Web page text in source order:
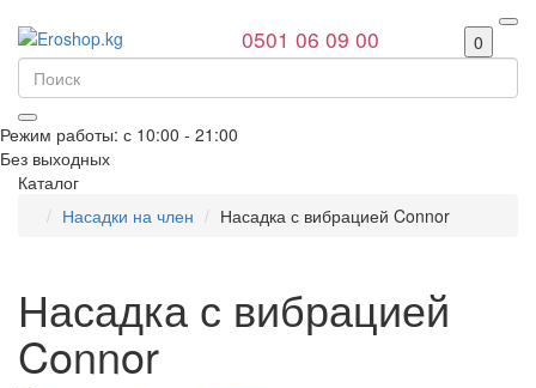
0501 06 09 00 0
Режим работы: с 10:00 - 21:00
Без выходных
Каталог
Насадки на член
Насадка с вибрацией Connor
Насадка с вибрацией
Connor